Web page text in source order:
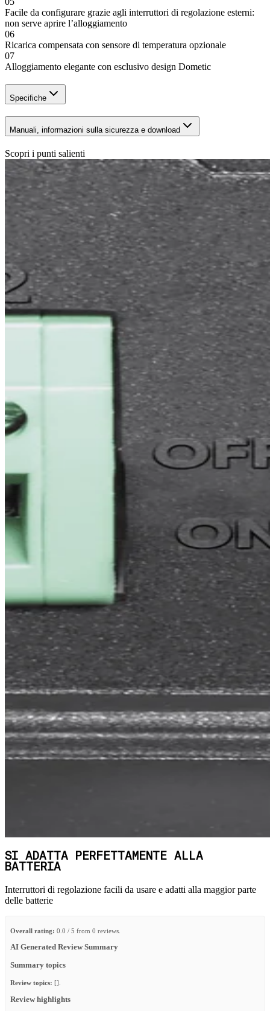
Facile da configurare grazie agli interruttori di regolazione esterni:
non serve aprire l’alloggiamento
06
Ricarica compensata con sensore di temperatura opzionale
07
Alloggiamento elegante con esclusivo design Dometic
Specifiche
Manuali, informazioni sulla sicurezza e download
Scopri i punti salienti
SI ADATTA PERFETTAMENTE ALLA
BATTERIA
Interruttori di regolazione facili da usare e adatti alla maggior parte
delle batterie
Overall rating: 0.0 / 5 from 0 reviews.
AI Generated Review Summary
Summary topics
Review topics: [].
Review highlights